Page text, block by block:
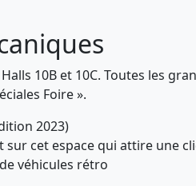
10B et 10C. Toutes les
Foire ».
2023)
cet espace qui attire une
véhicules rétro